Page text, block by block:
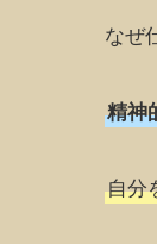
なぜ
精神
自分